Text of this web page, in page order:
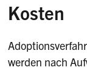
Kosten
werden nach